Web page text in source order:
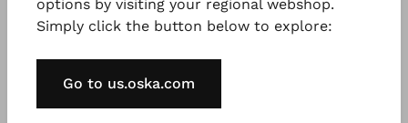
Unsere Kollektionensind fürjeden
der etwas Besonderes will.
options by visiting your regional webshop.
Simply click the button below to explore:
Go to us.oska.com